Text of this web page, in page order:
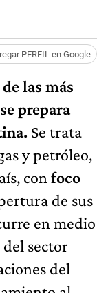
PERFIL en Google
las más
prepara
Se trata
y petróleo,
con foco
de sus
en medio
sector
del